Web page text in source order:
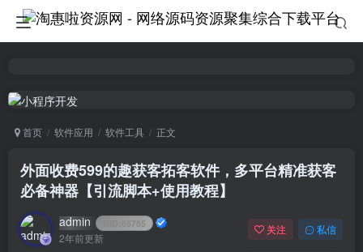
首页 软件应用 软件工具 正文
外面收费599的趣获客拓客软件，多平台精准获客
必备神器【引流脚本+使用教程】
admin 65785
2年前更新
关注 私信